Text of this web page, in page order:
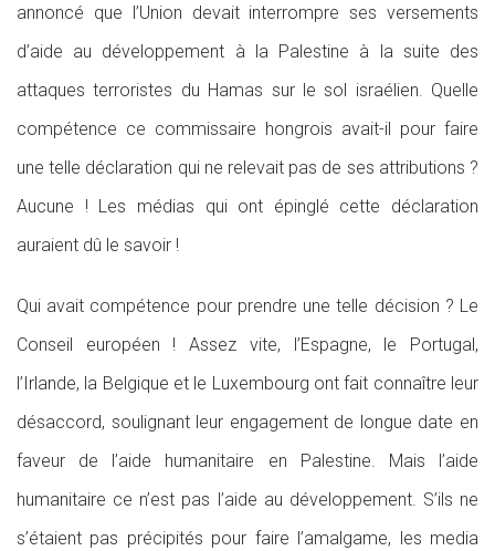
annoncé que l’Union devait interrompre ses versements
d’aide au développement à la Palestine à la suite des
attaques terroristes du Hamas sur le sol israélien. Quelle
compétence ce commissaire hongrois avait-il pour faire
une telle déclaration qui ne relevait pas de ses attributions ?
Aucune ! Les médias qui ont épinglé cette déclaration
auraient dû le savoir !
Qui avait compétence pour prendre une telle décision ? Le
Conseil européen ! Assez vite, l’Espagne, le Portugal,
l’Irlande, la Belgique et le Luxembourg ont fait connaître leur
désaccord, soulignant leur engagement de longue date en
faveur de l’aide humanitaire en Palestine. Mais l’aide
humanitaire ce n’est pas l’aide au développement. S’ils ne
s’étaient pas précipités pour faire l’amalgame, les media